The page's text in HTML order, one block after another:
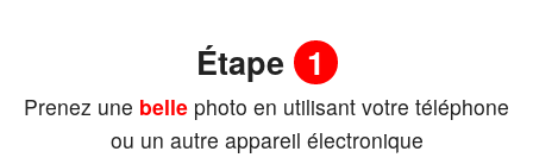
Étape 1
Prenez une belle photo en utilisant votre téléphone
ou un autre appareil électronique